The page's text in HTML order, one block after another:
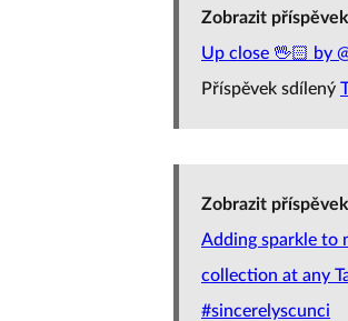
Zobrazit
Up close 🖖🏻 by
Příspěvek sdílený
Zobrazit
Adding sparkle to
collection at any
#sincerelyscunci